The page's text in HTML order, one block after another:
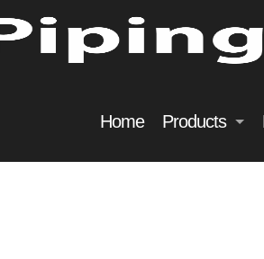
Home Products